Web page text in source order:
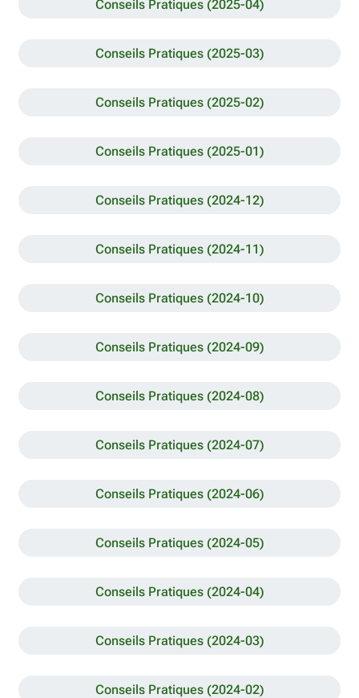
Conseils Pratiques (2025-04)
Conseils Pratiques (2025-03)
Conseils Pratiques (2025-02)
Conseils Pratiques (2025-01)
Conseils Pratiques (2024-12)
Conseils Pratiques (2024-11)
Conseils Pratiques (2024-10)
Conseils Pratiques (2024-09)
Conseils Pratiques (2024-08)
Conseils Pratiques (2024-07)
Conseils Pratiques (2024-06)
Conseils Pratiques (2024-05)
Conseils Pratiques (2024-04)
Conseils Pratiques (2024-03)
Conseils Pratiques (2024-02)